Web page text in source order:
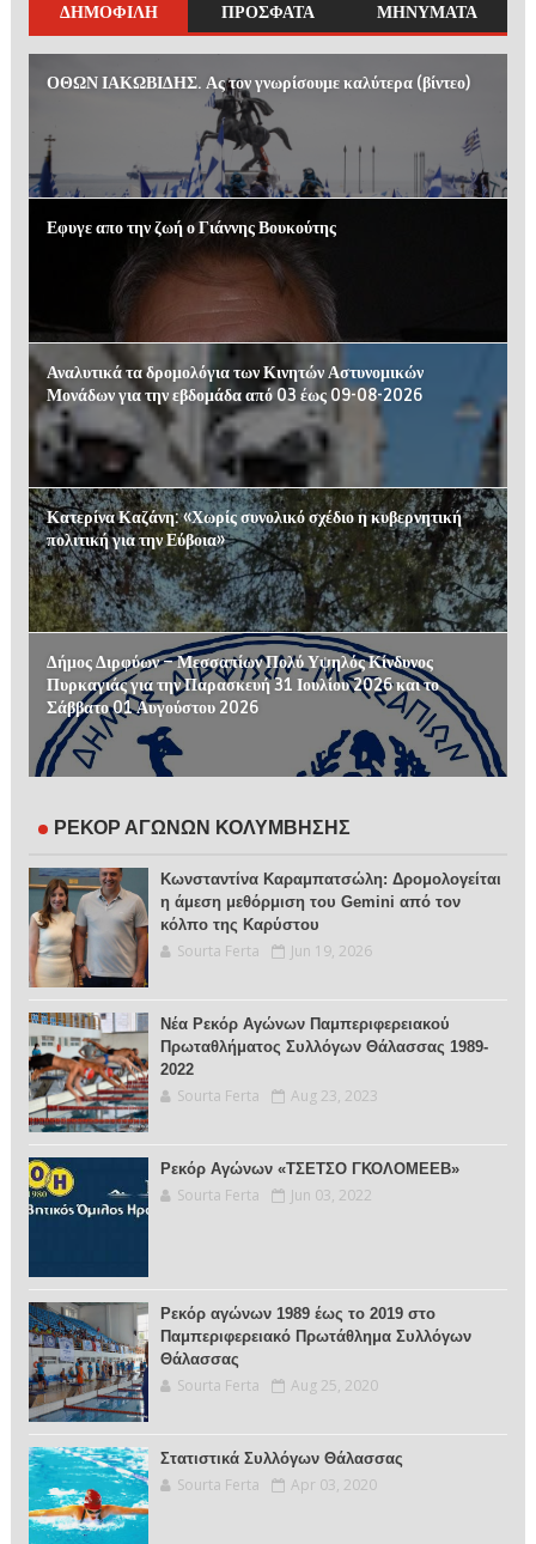
ΔΗΜΟΦΙΛΗ ΠΡΟΣΦΑΤΑ ΜΗΝΥΜΑΤΑ
ΟΘΩΝ ΙΑΚΩΒΙΔΗΣ. Ας τον γνωρίσουμε καλύτερα (βίντεο)
Εφυγε απο την ζωή ο Γιάννης Βουκούτης
Αναλυτικά τα δρομολόγια των Κινητών Αστυνομικών
Μονάδων για την εβδομάδα από 03 έως 09-08-2026
Κατερίνα Καζάνη: «Χωρίς συνολικό σχέδιο η κυβερνητική
πολιτική για την Εύβοια»
Δήμος Διρφύων – Μεσσαπίων Πολύ Υψηλός Κίνδυνος
Πυρκαγιάς για την Παρασκευή 31 Ιουλίου 2026 και το
Σάββατο 01 Αυγούστου 2026
ΡΕΚΟΡ ΑΓΩΝΩΝ ΚΟΛΥΜΒΗΣΗΣ
Κωνσταντίνα Καραμπατσώλη: Δρομολογείται
η άμεση μεθόρμιση του Gemini από τον
κόλπο της Καρύστου
Sourta Ferta Jun 19, 2026
Νέα Ρεκόρ Αγώνων Παμπεριφερειακού
Πρωταθλήματος Συλλόγων Θάλασσας 1989-
2022
Sourta Ferta Aug 23, 2023
Ρεκόρ Αγώνων «ΤΣΕΤΣΟ ΓΚΟΛΟΜΕΕΒ»
Sourta Ferta Jun 03, 2022
Ρεκόρ αγώνων 1989 έως το 2019 στο
Παμπεριφερειακό Πρωτάθλημα Συλλόγων
Θάλασσας
Sourta Ferta Aug 25, 2020
Στατιστικά Συλλόγων Θάλασσας
Sourta Ferta Apr 03, 2020